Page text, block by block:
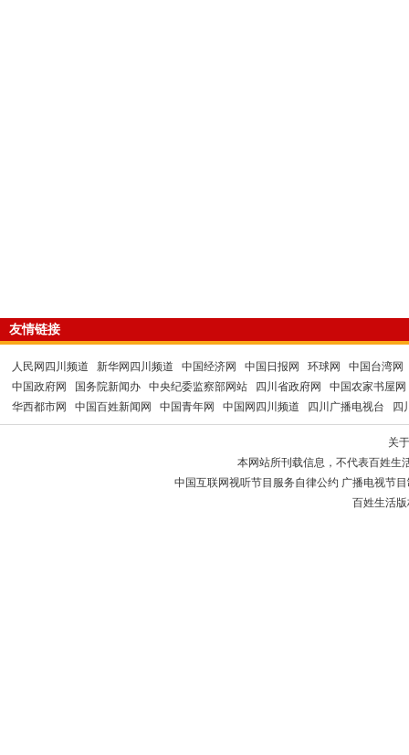
友情链接
人民网四川频道 新华网四川频道 中国经济网 中国日报网 环球网
中国台湾网
中国政府网
国务院新闻办 中央纪委监察部网站 四川省政府网
中国农家书屋网
华西都市网
中国百姓新闻网 中国青年网 中国网四川频道 四川广播电视台 四
关
本网站所刊载信息，不代表百姓生
中国互联网视听节目服务自律公约 广播电视节
百姓生活